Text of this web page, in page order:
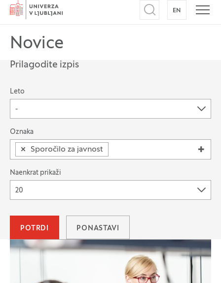
Domov
Odpri iskalnik
EN NA
Novice
Prilagodite izpis
Možnost filtriranja zapisov
Leto
-
Oznaka
× Sporočilo za javnost
Naenkrat prikaži
20
POTRDI PONASTAVI